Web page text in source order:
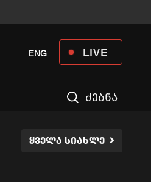
LIVE
ENG
ძებნა
ᲧᲕᲔᲚᲐ ᲡᲘᲐᲮᲚᲔ